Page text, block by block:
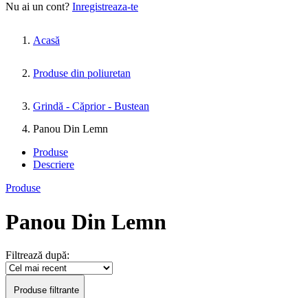
Nu ai un cont? Inregistreaza-te
Acasă
Produse din poliuretan
Grindă - Căprior - Bustean
Panou Din Lemn
Produse
Descriere
Produse
Panou Din Lemn
Filtrează după:
Produse filtrante